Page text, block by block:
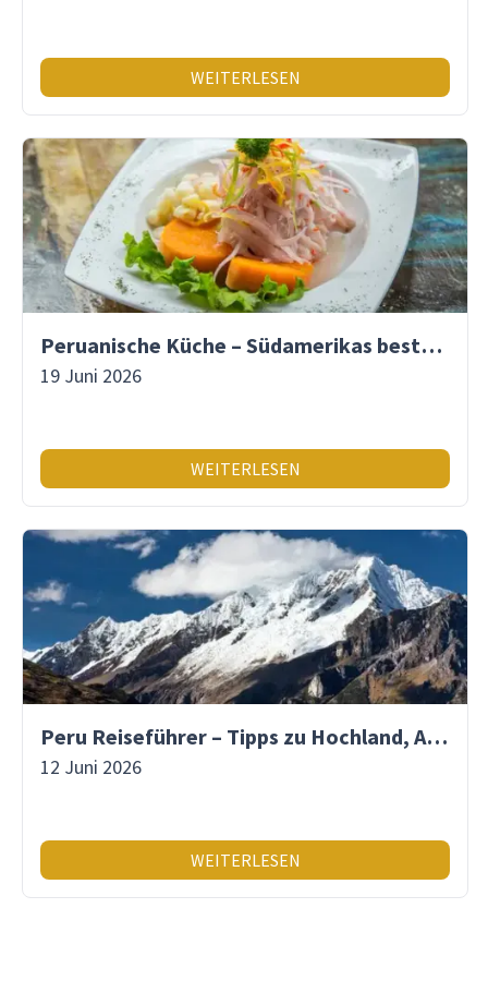
WEITERLESEN
Peruanische Küche – Südamerikas beste Gastronomie
19 Juni 2026
WEITERLESEN
Peru Reiseführer – Tipps zu Hochland, Amazonas & Inka-Erbe
12 Juni 2026
WEITERLESEN